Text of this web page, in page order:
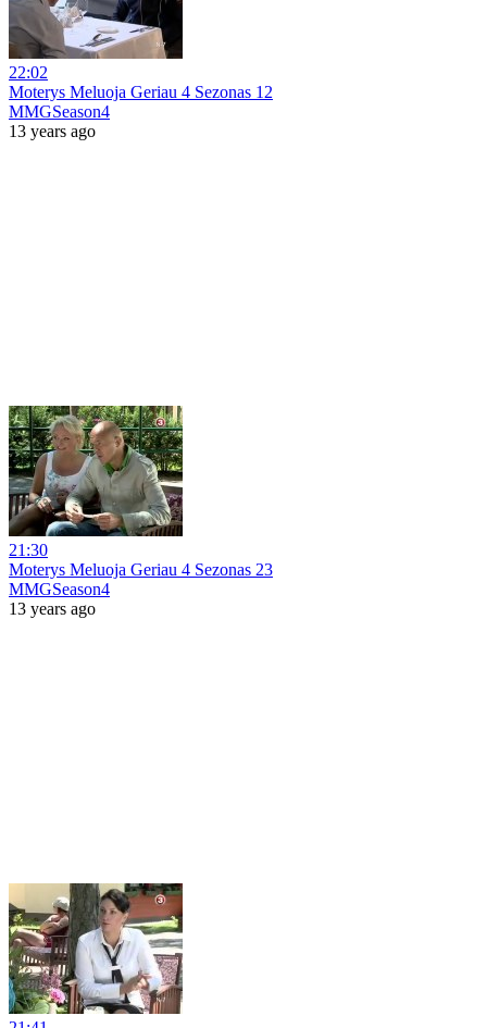
22:02
Moterys Meluoja Geriau 4 Sezonas 12
MMGSeason4
13 years ago
21:30
Moterys Meluoja Geriau 4 Sezonas 23
MMGSeason4
13 years ago